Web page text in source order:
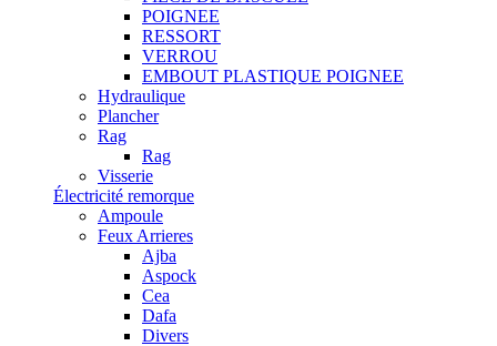
POIGNEE
RESSORT
VERROU
EMBOUT PLASTIQUE POIGNEE
Hydraulique
Plancher
Rag
Rag
Visserie
Électricité remorque
Ampoule
Feux Arrieres
Ajba
Aspock
Cea
Dafa
Divers